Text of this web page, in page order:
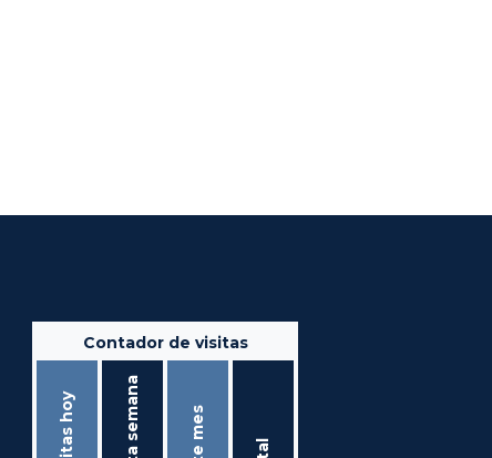
Contador de visitas
Visitas hoy Ésta semana